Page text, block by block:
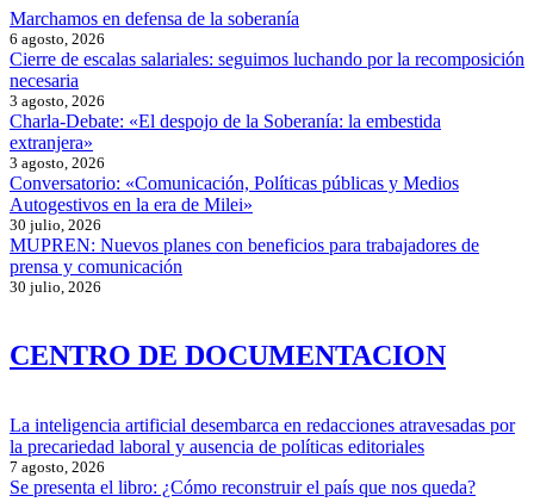
Disidente
Marchamos en defensa de la soberanía
6 agosto, 2026
Cierre de escalas salariales: seguimos luchando por la recomposición
necesaria
3 agosto, 2026
Charla-Debate: «El despojo de la Soberanía: la embestida
extranjera»
3 agosto, 2026
Conversatorio: «Comunicación, Políticas públicas y Medios
Autogestivos en la era de Milei»
30 julio, 2026
MUPREN: Nuevos planes con beneficios para trabajadores de
prensa y comunicación
30 julio, 2026
CENTRO DE DOCUMENTACION
La inteligencia artificial desembarca en redacciones atravesadas por
la precariedad laboral y ausencia de políticas editoriales
7 agosto, 2026
Se presenta el libro: ¿Cómo reconstruir el país que nos queda?